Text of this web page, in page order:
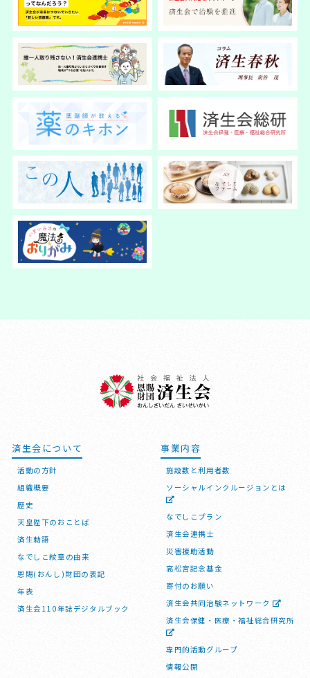
済生会について
活動の方針
組織概要
歴史
天皇陛下のおことば
済生勅語
なでしこ紋章の由来
恩賜(おんし)財団の表記
年表
済生会110年誌デジタルブック
事業内容
施設数と利用者数
ソーシャルインクルージョンとは
なでしこプラン
済生会連携士
災害援助活動
高松宮記念基金
寄付のお願い
済生会共同治験ネットワーク
済生会保健・医療・福祉総合研究所
専門的活動グループ
情報公開